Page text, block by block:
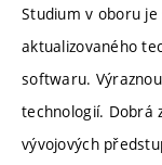
Studium v oboru
aktualizovaného
softwaru.
technologií. Dobrá
vývojových